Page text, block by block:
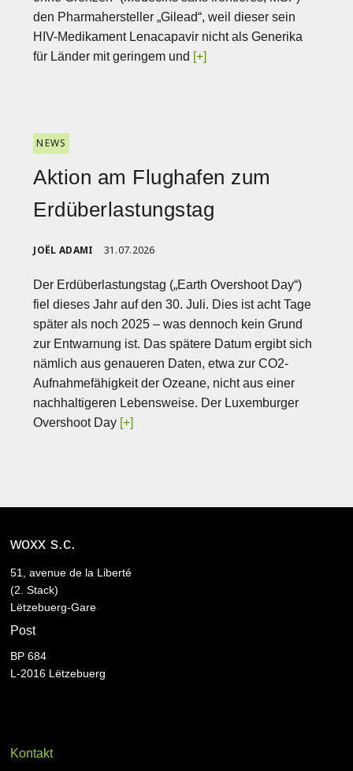
den Pharmahersteller „Gilead“, weil dieser sein
HIV-Medikament Lenacapavir nicht als Generika
für Länder mit geringem und [+]
NEWS
Aktion am Flughafen zum
Erdüberlastungstag
JOËL ADAMI 31.07.2026
Der Erdüberlastungstag („Earth Overshoot Day“)
fiel dieses Jahr auf den 30. Juli. Dies ist acht Tage
später als noch 2025 – was dennoch kein Grund
zur Entwarnung ist. Das spätere Datum ergibt sich
nämlich aus genaueren Daten, etwa zur CO2-
Aufnahmefähigkeit der Ozeane, nicht aus einer
nachhaltigeren Lebensweise. Der Luxemburger
Overshoot Day [+]
woxx s.c.
51, avenue de la Liberté
(2. Stack)
Lëtzebuerg-Gare
Post
BP 684
L-2016 Lëtzebuerg
Kontakt